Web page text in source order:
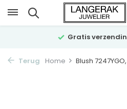
Gratis
Terug Home Blush